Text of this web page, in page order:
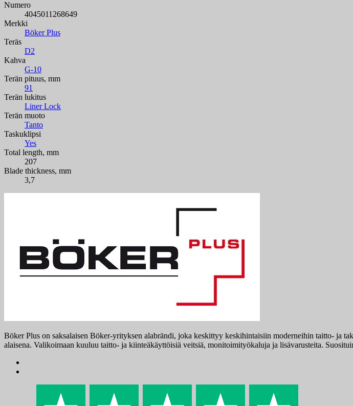
Numero
4045011268649
Merkki
Böker Plus
Teräs
D2
Kahva
G-10
Terän pituus, mm
91
Terän lukitus
Liner Lock
Terän muoto
Tanto
Taskuklipsi
Yes
Total length, mm
207
Blade thickness, mm
3,7
Böker Plus on saksalaisen Böker-yrityksen alabrändi, joka keskittyy keskihintaisiin moderneihin taitto- ja
alaisena. Valikoimaan kuuluu taitto- ja kiinteäkäyttöisiä veitsiä, monitoimityökaluja ja lisävarusteita.